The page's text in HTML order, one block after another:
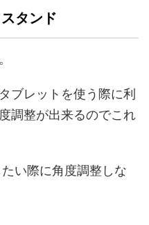
タンド
ブレットを使う際に利
調整が出来るのでこれ
い際に角度調整しな